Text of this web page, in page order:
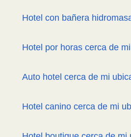
Hotel con bañera
Hotel por horas cerca de
Auto hotel cerca de mi
Hotel canino cerca de mi